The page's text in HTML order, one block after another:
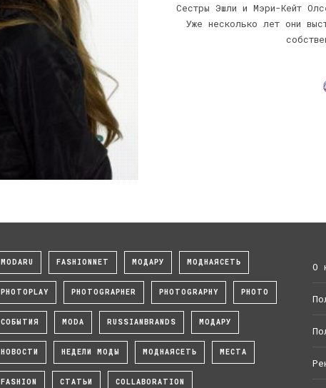
Сестры Эшли и Мэри-Кейт
Уже несколько лет они
MODARU FASHIONNET МОДАРУ МОДНАЯСЕТЬ
PHOTOPLAY PHOTOGRAPHER PHOTOGRAPHY PHOTO
СОБЫТИЯ MODA RUSSIANBRANDS МОДАРУ
НОВОСТИ НЕДЕЛИ МОДЫ МОДНАЯСЕТЬ МЕСТА
FASHION СТАТЬИ COLLABORATION
О